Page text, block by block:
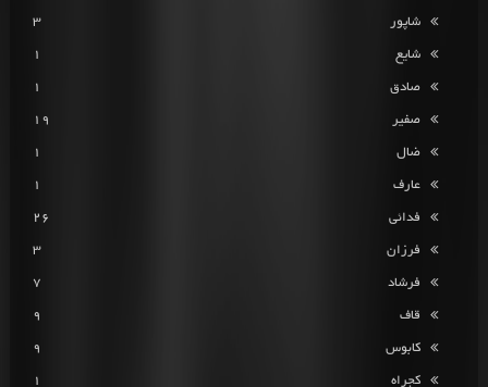
شاپور 3
شایع 1
صادق 1
صفیر 19
ضال 1
عارف 1
فدائی 26
فرزان 3
فرشاد 7
قاف 9
کابوس 9
کجراه 1